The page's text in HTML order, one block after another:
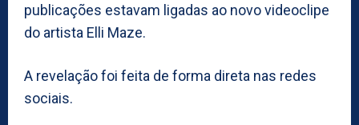
publicações estavam ligadas ao novo videoclipe
do artista Elli Maze.
A revelação foi feita de forma direta nas redes
sociais.